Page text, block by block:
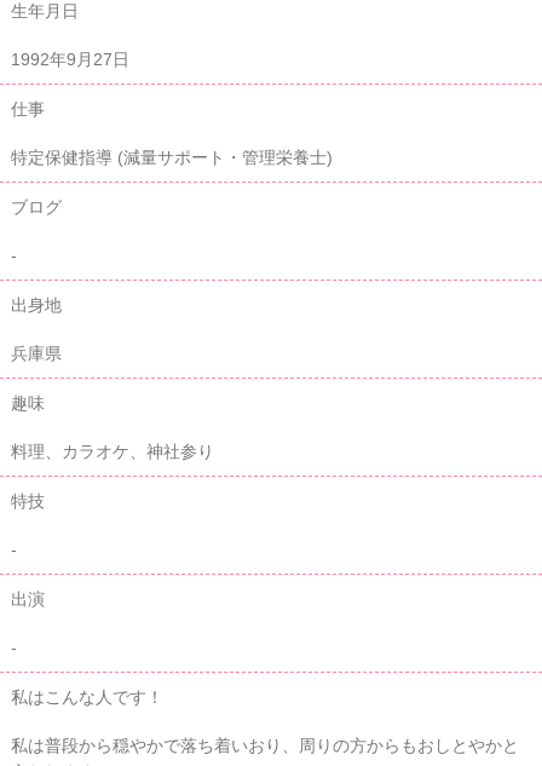
生年月日
1992年9月27日
仕事
特定保健指導 (減量サポート・管理栄養士)
ブログ
-
出身地
兵庫県
趣味
料理、カラオケ、神社参り
特技
-
出演
-
私はこんな人です！
私は普段から穏やかで落ち着いおり、周りの方からもおしとやかと